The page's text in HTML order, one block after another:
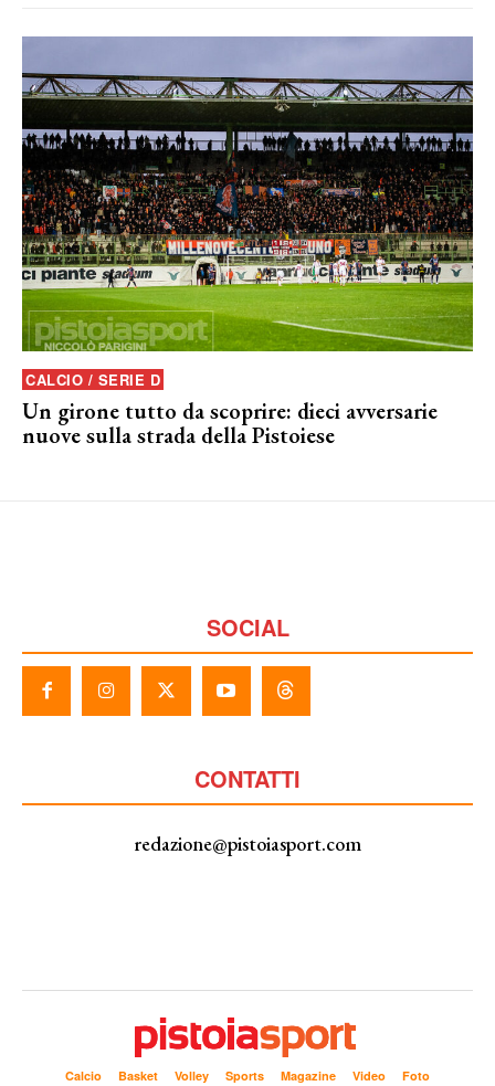
CALCIO / SERIE D
Un girone tutto da scoprire: dieci avversarie
nuove sulla strada della Pistoiese
SOCIAL
CONTATTI
redazione@pistoiasport.com
Calcio Basket Volley Sports Magazine Video Foto